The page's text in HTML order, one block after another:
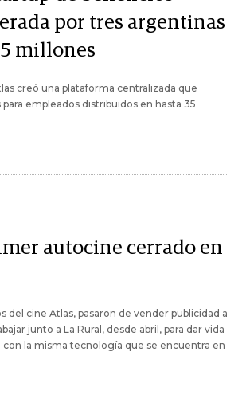
por tres argentinas
millones
creó una plataforma centralizada que
empleados distribuidos en hasta 35
autocine cerrado en
del cine Atlas, pasaron de vender publicidad a
junto a La Rural, desde abril, para dar vida
con la misma tecnología que se encuentra en